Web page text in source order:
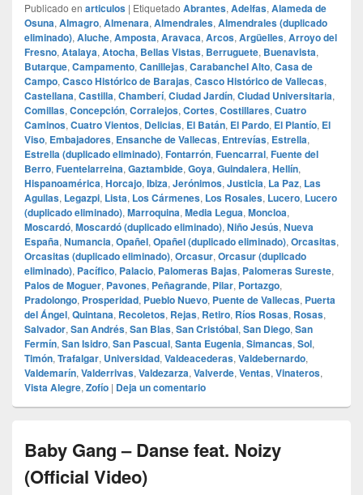
Publicado en articulos | Etiquetado Abrantes, Adelfas, Alameda de
Osuna, Almagro, Almenara, Almendrales, Almendrales (duplicado
eliminado), Aluche, Amposta, Aravaca, Arcos, Argüelles, Arroyo del
Fresno, Atalaya, Atocha, Bellas Vistas, Berruguete, Buenavista,
Butarque, Campamento, Canillejas, Carabanchel Alto, Casa de
Campo, Casco Histórico de Barajas, Casco Histórico de Vallecas,
Castellana, Castilla, Chamberí, Ciudad Jardín, Ciudad Universitaria,
Comillas, Concepción, Corralejos, Cortes, Costillares, Cuatro
Caminos, Cuatro Vientos, Delicias, El Batán, El Pardo, El Plantío, El
Viso, Embajadores, Ensanche de Vallecas, Entrevías, Estrella,
Estrella (duplicado eliminado), Fontarrón, Fuencarral, Fuente del
Berro, Fuentelarreina, Gaztambide, Goya, Guindalera, Hellín,
Hispanoamérica, Horcajo, Ibiza, Jerónimos, Justicia, La Paz, Las
Aguilas, Legazpi, Lista, Los Cármenes, Los Rosales, Lucero, Lucero
(duplicado eliminado), Marroquina, Media Legua, Moncloa,
Moscardó, Moscardó (duplicado eliminado), Niño Jesús, Nueva
España, Numancia, Opañel, Opañel (duplicado eliminado), Orcasitas,
Orcasitas (duplicado eliminado), Orcasur, Orcasur (duplicado
eliminado), Pacífico, Palacio, Palomeras Bajas, Palomeras Sureste,
Palos de Moguer, Pavones, Peñagrande, Pilar, Portazgo,
Pradolongo, Prosperidad, Pueblo Nuevo, Puente de Vallecas, Puerta
del Ángel, Quintana, Recoletos, Rejas, Retiro, Ríos Rosas, Rosas,
Salvador, San Andrés, San Blas, San Cristóbal, San Diego, San
Fermín, San Isidro, San Pascual, Santa Eugenia, Simancas, Sol,
Timón, Trafalgar, Universidad, Valdeacederas, Valdebernardo,
Valdemarín, Valderrivas, Valdezarza, Valverde, Ventas, Vinateros,
Vista Alegre, Zofío | Deja un comentario
Baby Gang – Danse feat. Noizy
(Official Video)